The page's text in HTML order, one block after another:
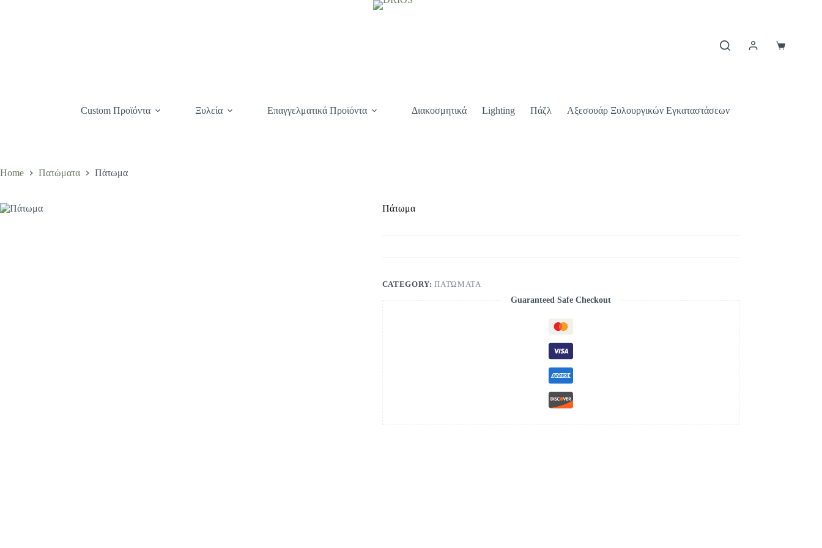
Custom Προϊόντα Ξυλεία Επαγγελματικά Προϊόντα Διακοσμητικά Lighting Πάζλ Αξεσουάρ Ξυλουργικών Εγκαταστάσεων
Home Πατώματα Πάτωμα
Πάτωμα
CATEGORY:ΠΑΤΏΜΑΤΑ
Guaranteed Safe Checkout